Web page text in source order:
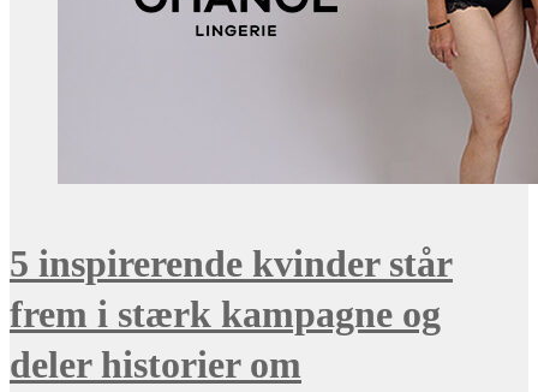
5 inspirerende kvinder står
frem i stærk kampagne og
deler historier om